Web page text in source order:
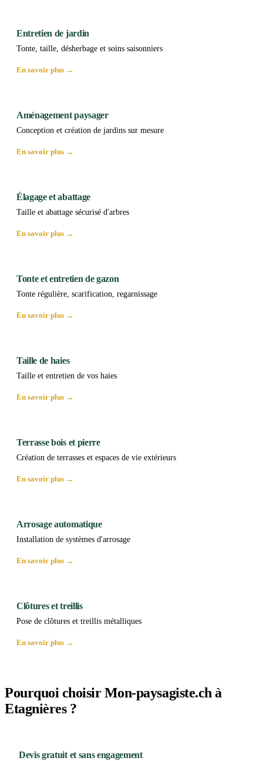
Entretien de jardin
Tonte, taille, désherbage et soins saisonniers
En savoir plus →
Aménagement paysager
Conception et création de jardins sur mesure
En savoir plus →
Élagage et abattage
Taille et abattage sécurisé d'arbres
En savoir plus →
Tonte et entretien de gazon
Tonte régulière, scarification, regarnissage
En savoir plus →
Taille de haies
Taille et entretien de vos haies
En savoir plus →
Terrasse bois et pierre
Création de terrasses et espaces de vie extérieurs
En savoir plus →
Arrosage automatique
Installation de systèmes d'arrosage
En savoir plus →
Clôtures et treillis
Pose de clôtures et treillis métalliques
En savoir plus →
Pourquoi choisir Mon-paysagiste.ch à
Etagnières ?
Devis gratuit et sans engagement